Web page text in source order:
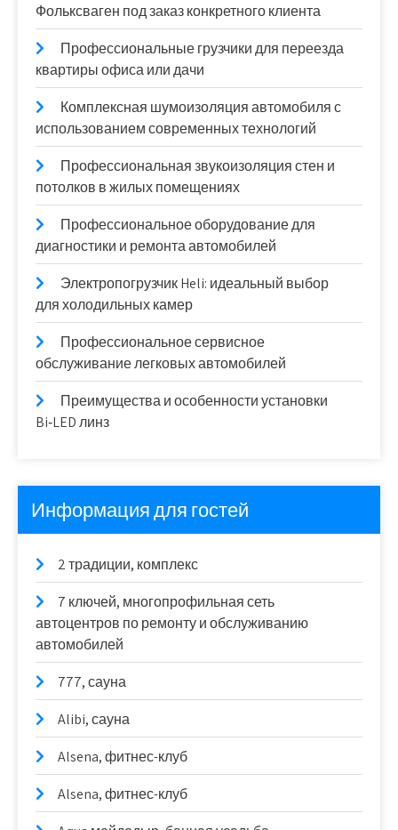
Фольксваген под заказ конкретного клиента
Профессиональные грузчики для переезда
квартиры офиса или дачи
Комплексная шумоизоляция автомобиля с
использованием современных технологий
Профессиональная звукоизоляция стен и
потолков в жилых помещениях
Профессиональное оборудование для
диагностики и ремонта автомобилей
Электропогрузчик Heli: идеальный выбор
для холодильных камер
Профессиональное сервисное
обслуживание легковых автомобилей
Преимущества и особенности установки
Bi‑LED линз
Информация для гостей
2 традиции, комплекс
7 ключей, многопрофильная сеть
автоцентров по ремонту и обслуживанию
автомобилей
777, сауна
Alibi, сауна
Alsena, фитнес-клуб
Alsena, фитнес-клуб